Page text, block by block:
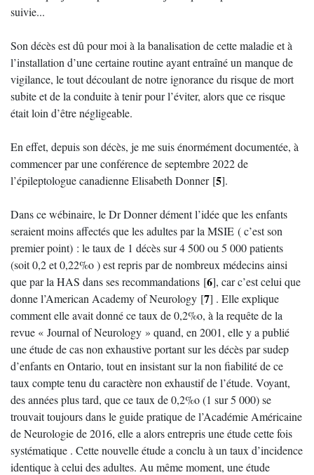
suivie...
Son décès est dû pour moi à la banalisation de cette maladie et à
l’installation d’une certaine routine ayant entraîné un manque de
vigilance, le tout découlant de notre ignorance du risque de mort
subite et de la conduite à tenir pour l’éviter, alors que ce risque
était loin d’être négligeable.
En effet, depuis son décès, je me suis énormément documentée, à
commencer par une conférence de septembre 2022 de
l’épileptologue canadienne Elisabeth Donner[5].
Dans ce wébinaire, le Dr Donner dément l’idée que les enfants
seraient moins affectés que les adultes par la MSIE ( c’est son
premier point) : le taux de 1 décès sur 4 500 ou 5 000 patients
(soit 0,2 et 0,22%o ) est repris par de nombreux médecins ainsi
que par la HAS dans ses recommandations [6], car c’est celui que
donne l’American Academy of Neurology [7] . Elle explique
comment elle avait donné ce taux de 0,2%o, à la requête de la
revue « Journal of Neurology » quand, en 2001, elle y a publié
une étude de cas non exhaustive portant sur les décès par sudep
d’enfants en Ontario, tout en insistant sur la non fiabilité de ce
taux compte tenu du caractère non exhaustif de l’étude. Voyant,
des années plus tard, que ce taux de 0,2%o (1 sur 5 000) se
trouvait toujours dans le guide pratique de l’Académie Américaine
de Neurologie de 2016, elle a alors entrepris une étude cette fois
systématique . Cette nouvelle étude a conclu à un taux d’incidence
identique à celui des adultes. Au même moment, une étude